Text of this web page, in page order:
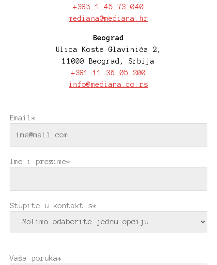
+385 1 45 73 040
mediana@mediana.hr
Beograd
Ulica Koste Glavinića 2,
11000 Beograd, Srbija
+381 11 36 05 200
info@mediana.co.rs
Email*
Ime i prezime*
Stupite u kontakt s*
Vaša poruka*